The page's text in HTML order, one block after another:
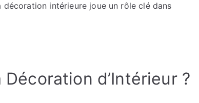
intérieure joue un rôle clé dans
d’Intérieur ?